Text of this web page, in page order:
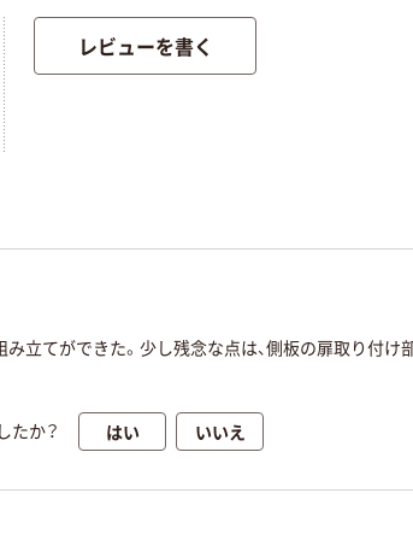
レビューを書く
立てができた。少し残念な点は、側板の扉取り付け
たか？ はい いいえ